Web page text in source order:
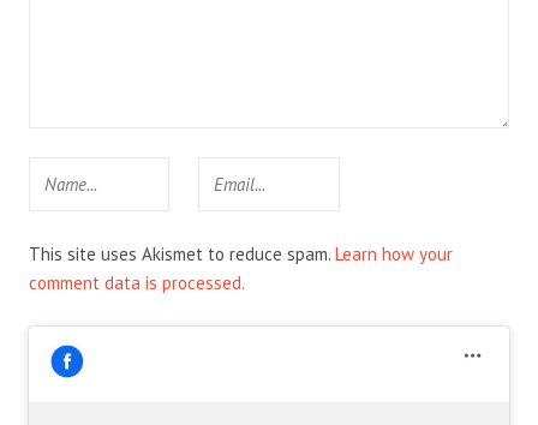
This site uses Akismet to reduce spam. Learn how your
comment data is processed.